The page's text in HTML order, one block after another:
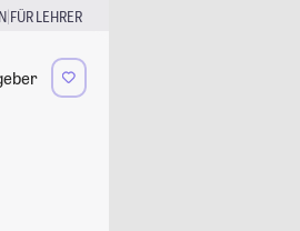
|FÜR LEHRER